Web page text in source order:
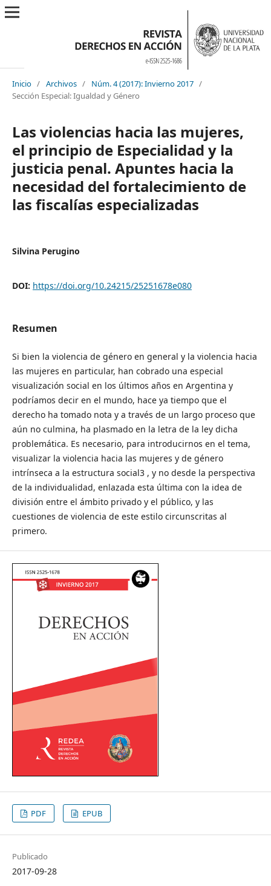
Inicio / Archivos / Núm. 4 (2017): Invierno 2017 /
Sección Especial: Igualdad y Género
Las violencias hacia las mujeres,
el principio de Especialidad y la
justicia penal. Apuntes hacia la
necesidad del fortalecimiento de
las fiscalías especializadas
Silvina Perugino
DOI: https://doi.org/10.24215/25251678e080
Resumen
Si bien la violencia de género en general y la violencia hacia
las mujeres en particular, han cobrado una especial
visualización social en los últimos años en Argentina y
podríamos decir en el mundo, hace ya tiempo que el
derecho ha tomado nota y a través de un largo proceso que
aún no culmina, ha plasmado en la letra de la ley dicha
problemática. Es necesario, para introducirnos en el tema,
visualizar la violencia hacia las mujeres y de género
intrínseca a la estructura social3 , y no desde la perspectiva
de la individualidad, enlazada esta última con la idea de
división entre el ámbito privado y el público, y las
cuestiones de violencia de este estilo circunscritas al
primero.
PDF EPUB
Publicado
2017-09-28